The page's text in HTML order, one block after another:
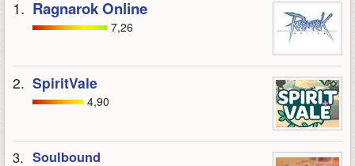
1. Ragnarok Online
7,26
2. SpiritVale
4,90
3. Soulbound